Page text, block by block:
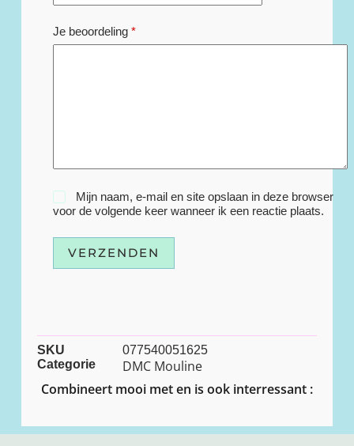
Je beoordeling *
Mijn naam, e-mail en site opslaan in deze browser
voor de volgende keer wanneer ik een reactie plaats.
VERZENDEN
SKU
077540051625
Categorie
DMC Mouline
Combineert mooi met en is ook interressant :